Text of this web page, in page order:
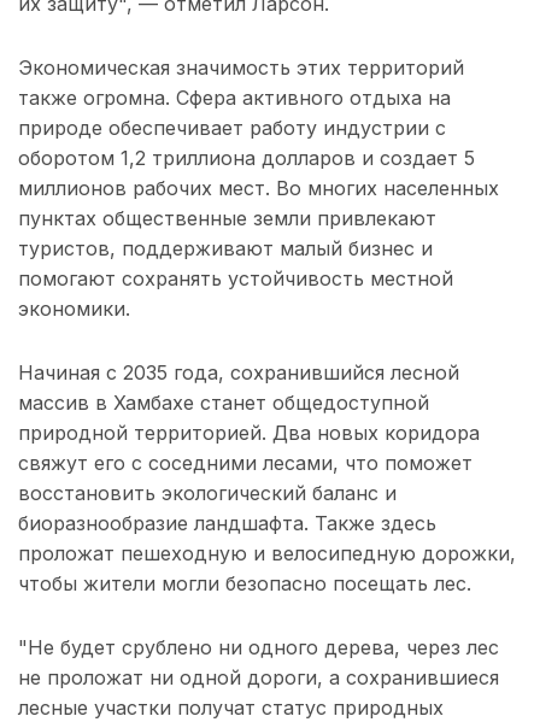
Экономическая значимость этих территорий
также огромна. Сфера активного отдыха на
природе обеспечивает работу индустрии с
оборотом 1,2 триллиона долларов и создает 5
миллионов рабочих мест. Во многих населенных
пунктах общественные земли привлекают
туристов, поддерживают малый бизнес и
помогают сохранять устойчивость местной
экономики.
Начиная с 2035 года, сохранившийся лесной
массив в Хамбахе станет общедоступной
природной территорией. Два новых коридора
свяжут его с соседними лесами, что поможет
восстановить экологический баланс и
биоразнообразие ландшафта. Также здесь
проложат пешеходную и велосипедную дорожки,
чтобы жители могли безопасно посещать лес.
"Не будет срублено ни одного дерева, через лес
не проложат ни одной дороги, а сохранившиеся
лесные участки получат статус природных